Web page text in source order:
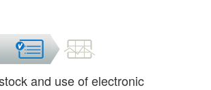
and use of electronic